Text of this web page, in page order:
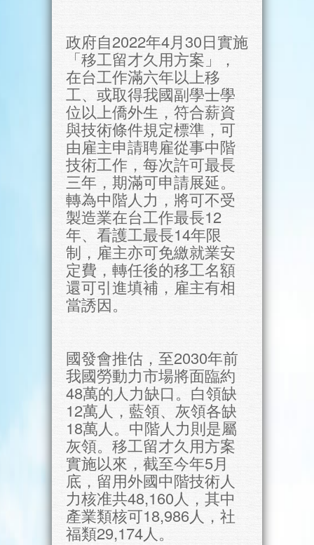
政府自2022年4月30日實施
「移工留才久用方案」，
在台工作滿六年以上移
工、或取得我國副學士學
位以上僑外生，符合薪資
與技術條件規定標準，可
由雇主申請聘雇從事中階
技術工作，每次許可最長
三年，期滿可申請展延。
轉為中階人力，將可不受
製造業在台工作最長12
年、看護工最長14年限
制，雇主亦可免繳就業安
定費，轉任後的移工名額
還可引進填補，雇主有相
當誘因。
國發會推估，至2030年前
我國勞動力市場將面臨約
48萬的人力缺口。白領缺
12萬人，藍領、灰領各缺
18萬人。中階人力則是屬
灰領。移工留才久用方案
實施以來，截至今年5月
底，留用外國中階技術人
力核准共48,160人，其中
產業類核可18,986人，社
福類29,174人。